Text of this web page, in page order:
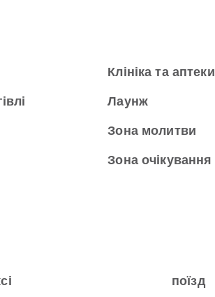
Клініка та аптеки
Лаунж
Зона молитви
Зона очікування
поїзд